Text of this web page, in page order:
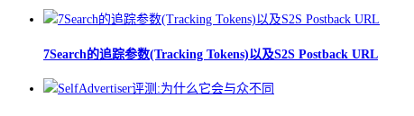
7Search的追踪参数(Tracking Tokens)以及S2S Postback URL